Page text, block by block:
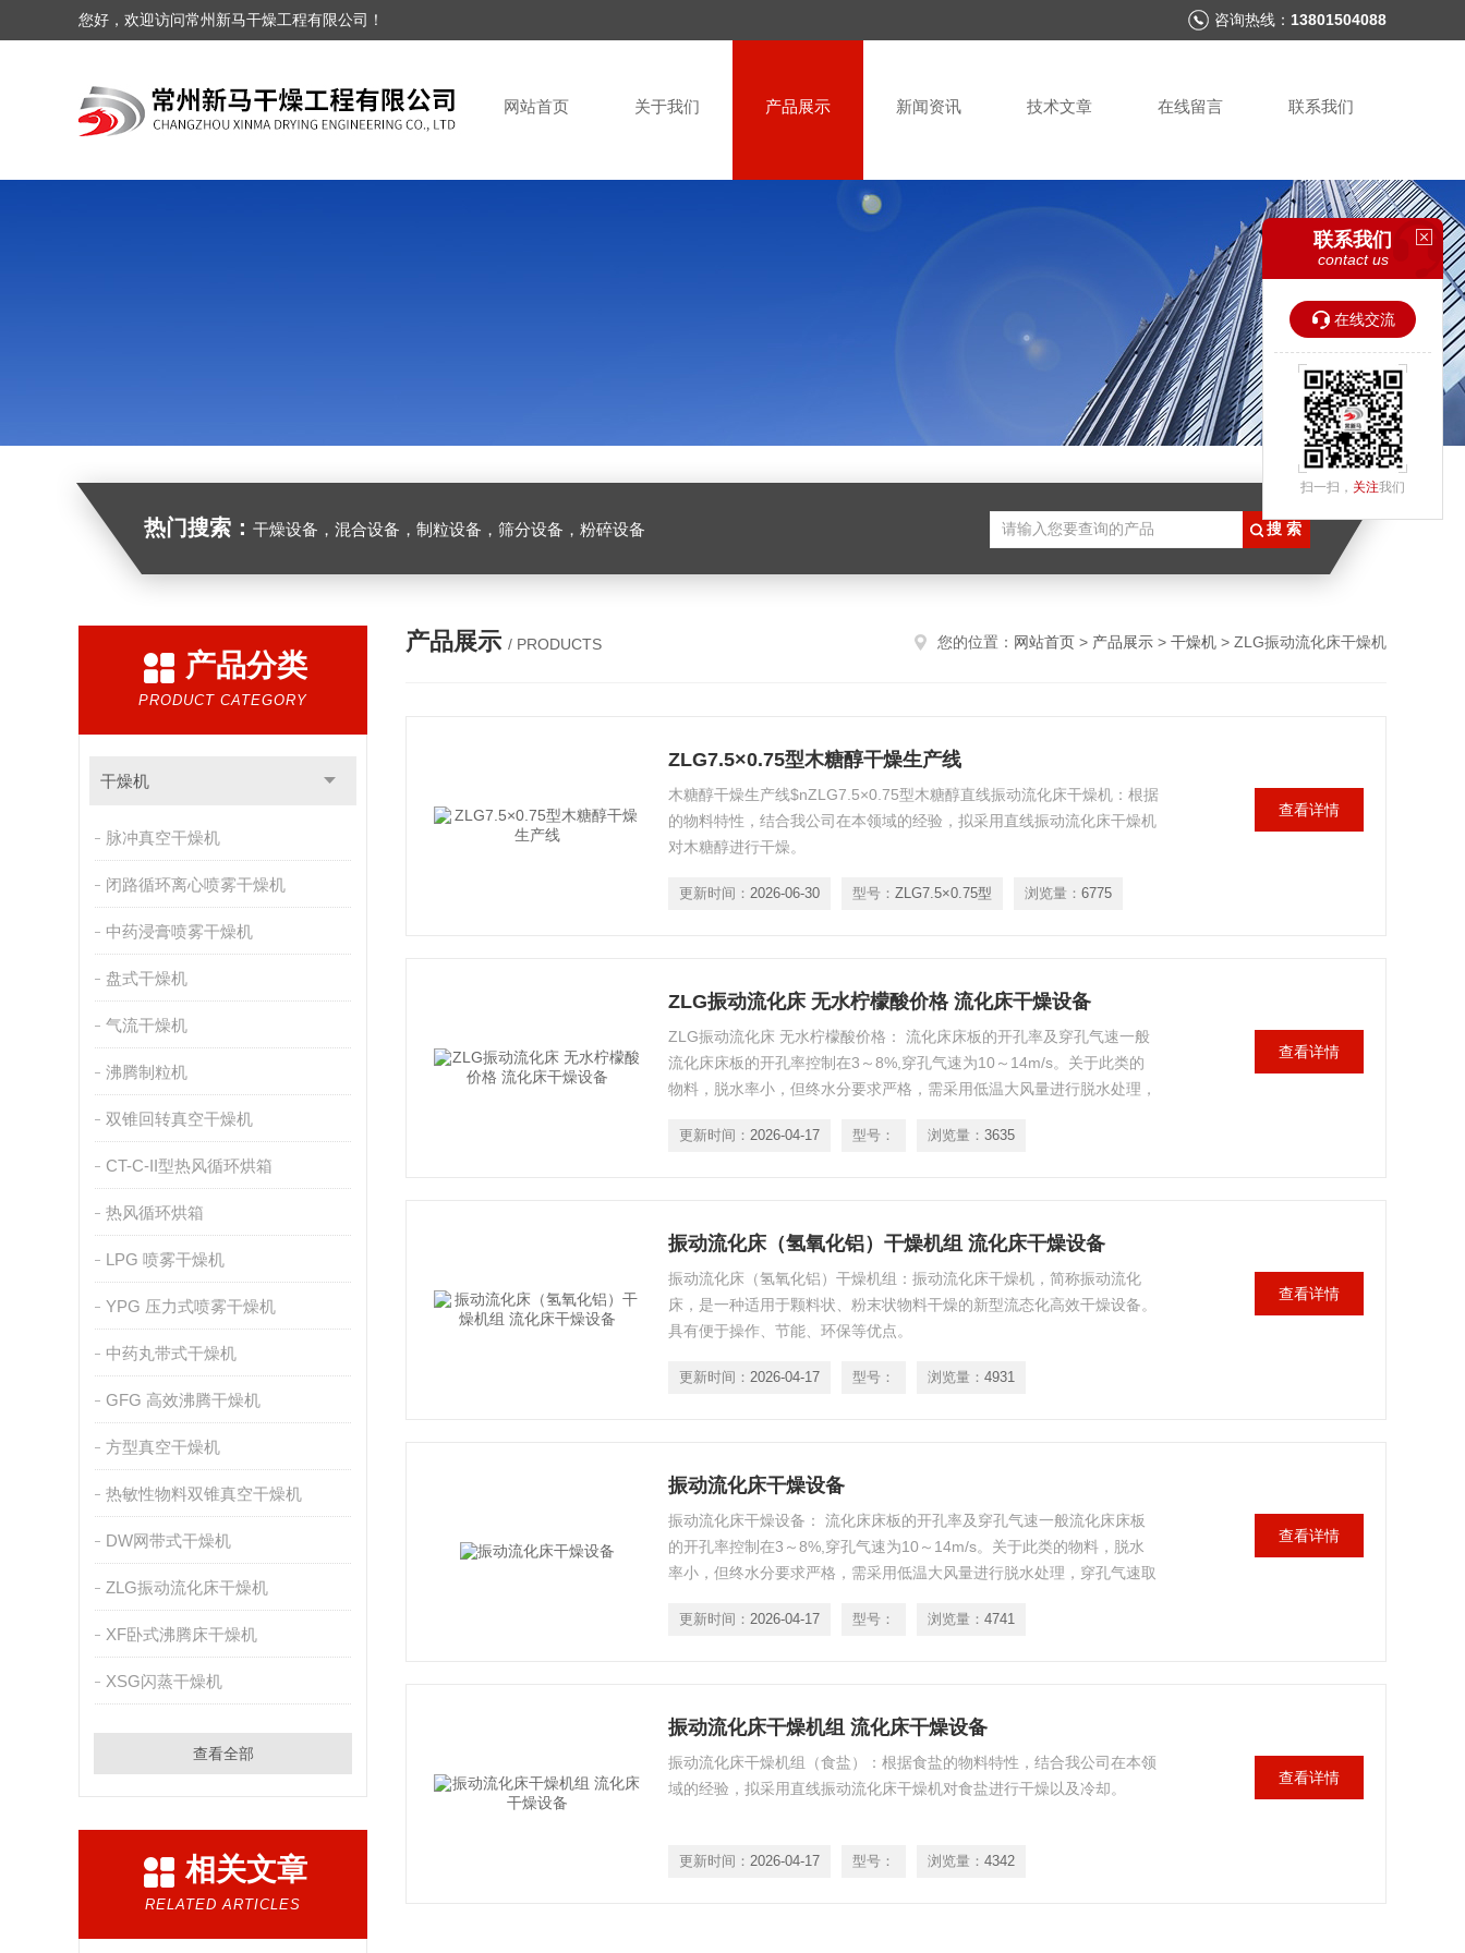
您好，欢迎访问常州新马干燥工程有限公司！ 咨询热线： 13801504088
网站首页 关于我们 产品展示 新闻资讯 技术文章 在线留言 联系我们
热门搜索： 干燥设备，混合设备，制粒设备，筛分设备，粉碎设备
产品分类
PRODUCT CATEGORY
干燥机
脉冲真空干燥机
闭路循环离心喷雾干燥机
中药浸膏喷雾干燥机
盘式干燥机
气流干燥机
沸腾制粒机
双锥回转真空干燥机
CT-C-II型热风循环烘箱
热风循环烘箱
LPG 喷雾干燥机
YPG 压力式喷雾干燥机
中药丸带式干燥机
GFG 高效沸腾干燥机
方型真空干燥机
热敏性物料双锥真空干燥机
DW网带式干燥机
ZLG振动流化床干燥机
XF卧式沸腾床干燥机
XSG闪蒸干燥机
查看全部
相关文章
RELATED ARTICLES
产品展示 / PRODUCTS 您的位置： 网站首页 > 产品展示 > 干燥机 > ZLG振动流化床干燥机
ZLG7.5×0.75型木糖醇干燥生产线
木糖醇干燥生产线$nZLG7.5×0.75型木糖醇直线振动流化床干燥机：根据
的物料特性，结合我公司在本领域的经验，拟采用直线振动流化床干燥机
对木糖醇进行干燥。
更新时间： 2026-06-30 型号： ZLG7.5×0.75型 浏览量： 6775
查看详情
ZLG振动流化床 无水柠檬酸价格 流化床干燥设备
ZLG振动流化床 无水柠檬酸价格： 流化床床板的开孔率及穿孔气速一般
流化床床板的开孔率控制在3～8%,穿孔气速为10～14m/s。关于此类的
物料，脱水率小，但终水分要求严格，需采用低温大风量进行脱水处理，
更新时间： 2026-04-17 型号： 浏览量： 3635
查看详情
振动流化床（氢氧化铝）干燥机组 流化床干燥设备
振动流化床（氢氧化铝）干燥机组：振动流化床干燥机，简称振动流化
床，是一种适用于颗料状、粉末状物料干燥的新型流态化高效干燥设备。
具有便于操作、节能、环保等优点。
更新时间： 2026-04-17 型号： 浏览量： 4931
查看详情
振动流化床干燥设备
振动流化床干燥设备： 流化床床板的开孔率及穿孔气速一般流化床床板
的开孔率控制在3～8%,穿孔气速为10～14m/s。关于此类的物料，脱水
率小，但终水分要求严格，需采用低温大风量进行脱水处理，穿孔气速取
更新时间： 2026-04-17 型号： 浏览量： 4741
查看详情
振动流化床干燥机组 流化床干燥设备
振动流化床干燥机组（食盐）：根据食盐的物料特性，结合我公司在本领
域的经验，拟采用直线振动流化床干燥机对食盐进行干燥以及冷却。
更新时间： 2026-04-17 型号： 浏览量： 4342
查看详情
联系我们
contact us
在线交流
扫一扫， 关注我们